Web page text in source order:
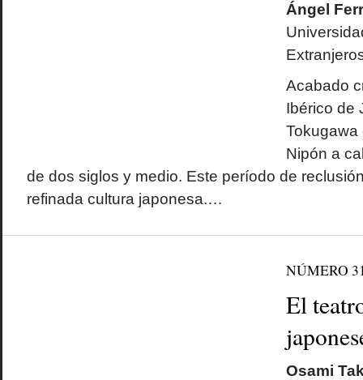
Ángel
Acabado
Ibérico de
Tokugawa
Nipón a
de dos siglos y medio. Este período de
refinada cultura japonesa.…
NÚMERO
El
Osami